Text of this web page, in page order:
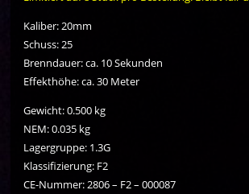
Kaliber: 20mm
Schuss: 25
Brenndauer: ca. 10 Sekunden
Effekthöhe: ca. 30 Meter
Gewicht: 0.500 kg
NEM: 0.035 kg
Lagergruppe: 1.3G
Klassifizierung: F2
CE-Nummer: 2806 – F2 – 000087